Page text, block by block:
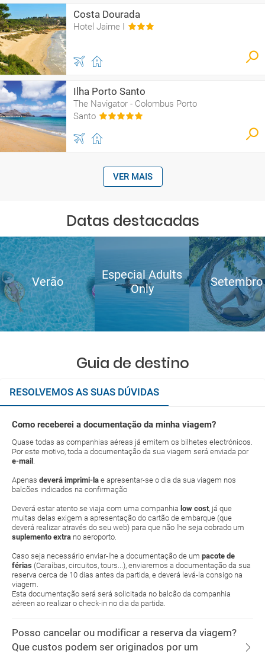
Costa Dourada
Hotel Jaime I
Ilha Porto Santo
The Navigator - Colombus Porto
Santo
VER MAIS
Datas destacadas
Verão
Especial Adults
Only
Setembro
Guia de destino
RESOLVEMOS AS SUAS DÚVIDAS
Como receberei a documentação da minha viagem?
Quase todas as companhias aéreas já emitem os bilhetes electrónicos.
Por este motivo, toda a documentação da sua viagem será enviada por
e-mail .
Apenas deverá imprimi-la e apresentar-se o dia da sua viagem nos
balcões indicados na confirmação
Deverá estar atento se viaja com uma companhia low cost, já que
muitas delas exigem a apresentação do cartão de embarque (que
deverá realizar através do seu web) para que não lhe seja cobrado um
suplemento extra no aeroporto.
Caso seja necessário enviar-lhe a documentação de um pacote de
férias (Caraíbas, circuitos, tours...), enviaremos a documentação da sua
reserva cerca de 10 dias antes da partida, e deverá levá-la consigo na
viagem.
Esta documentação será será solicitada no balcão da companhia
aéreen ao realizar o check-in no dia da partida.
Posso cancelar ou modificar a reserva da viagem?
Que custos podem ser originados por um